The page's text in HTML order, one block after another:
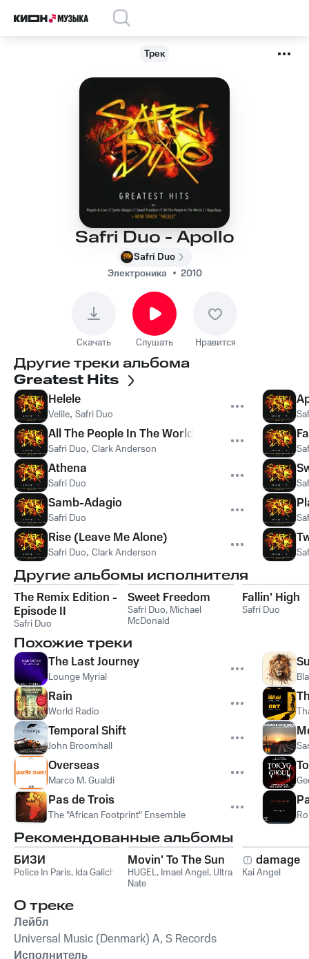
Трек
Safri Duo - Apollo
Safri Duo
Электроника
2010
Скачать Слушать Нравится
Другие треки альбома
Greatest Hits
Helele
Velile, Safri Duo
All The People In The World
Safri Duo, Clark Anderson
Athena
Safri Duo
Samb-Adagio
Safri Duo
Rise (Leave Me Alone)
Safri Duo, Clark Anderson
Другие альбомы исполнителя
The Remix Edition -
Episode II
Safri Duo
Sweet Freedom
Safri Duo, Michael
McDonald
Fallin' High
Safri Duo
Похожие треки
The Last Journey
Lounge Myrial
Rain
World Radio
Temporal Shift
John Broomhall
Overseas
Marco M. Gualdi
Pas de Trois
The "African Footprint" Ensemble
Рекомендованные альбомы
БИЗИ
Police In Paris, Ida Galich
Movin' To The Sun
HUGEL, Imael Angel, Ultra
Nate
damage
Kai Angel
О треке
Лейбл
Universal Music (Denmark) A, S Records
Исполнитель